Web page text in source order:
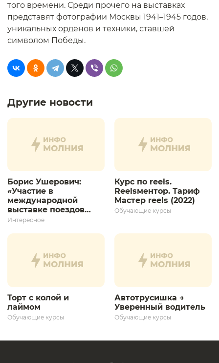
того времени. Среди прочего на выставках
представят фотографии Москвы 1941–1945 годов,
уникальных орденов и техники, ставшей
символом Победы.
Другие новости
Борис Ушерович:
«Участие в
международной
выставке поездов
дает толчок для
развития»
Интересное
Курс по reels.
Reelsментор. Тариф
Мастер reels (2022)
Обучающие курсы
Торт с колой и
лаймом
Обучающие курсы
Автотрусишка →
Уверенный водитель​
Обучающие курсы